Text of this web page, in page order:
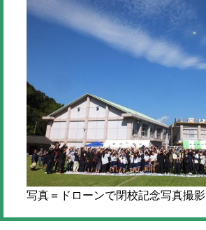
写真＝ドローンで閉校記念写真撮影